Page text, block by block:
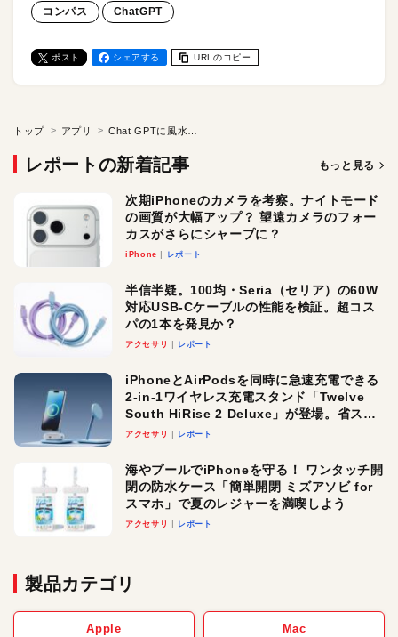
コンパス ChatGPT
ポスト シェアする URLのコピー
トップ アプリ Chat GPTに風水占いしてもらったらすごかった！ 超簡単な間取り図を書くだけで自宅やオフィスをパワースポットにできちゃう
レポートの新着記事 もっと見る
次期iPhoneのカメラを考察。ナイトモード
の画質が大幅アップ？ 望遠カメラのフォー
カスがさらにシャープに？
iPhone レポート
半信半疑。100均・Seria（セリア）の60W
対応USB-Cケーブルの性能を検証。超コス
パの1本を発見か？
アクセサリ レポート
iPhoneとAirPodsを同時に急速充電できる
2-in-1ワイヤレス充電スタンド「Twelve
South HiRise 2 Deluxe」が登場。省スペ
ースでおしゃれに充電したい人にオスス
アクセサリ レポート
海やプールでiPhoneを守る！ ワンタッチ開
閉の防水ケース「簡単開閉 ミズアソビ for
スマホ」で夏のレジャーを満喫しよう
アクセサリ レポート
製品カテゴリ
Apple Mac